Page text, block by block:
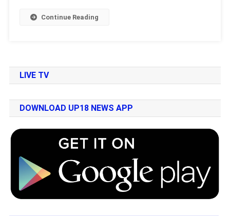
Continue Reading
LIVE TV
DOWNLOAD UP18 NEWS APP